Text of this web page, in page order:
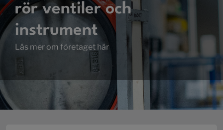
rör ventiler och
instrument
Läs mer om företaget här